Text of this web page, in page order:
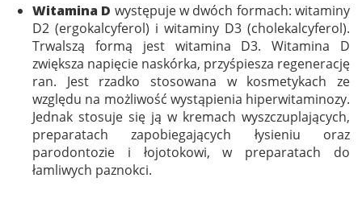
Witamina D występuje w dwóch formach: witaminy
D2 (ergokalcyferol) i witaminy D3 (cholekalcyferol).
Trwalszą formą jest witamina D3. Witamina D
zwiększa napięcie naskórka, przyśpiesza regenerację
ran. Jest rzadko stosowana w kosmetykach ze
względu na możliwość wystąpienia hiperwitaminozy.
Jednak stosuje się ją w kremach wyszczuplających,
preparatach zapobiegających łysieniu oraz
parodontozie i łojotokowi, w preparatach do
łamliwych paznokci.